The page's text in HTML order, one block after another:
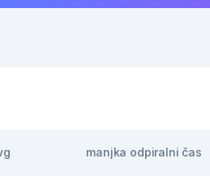
manjka odpiralni čas